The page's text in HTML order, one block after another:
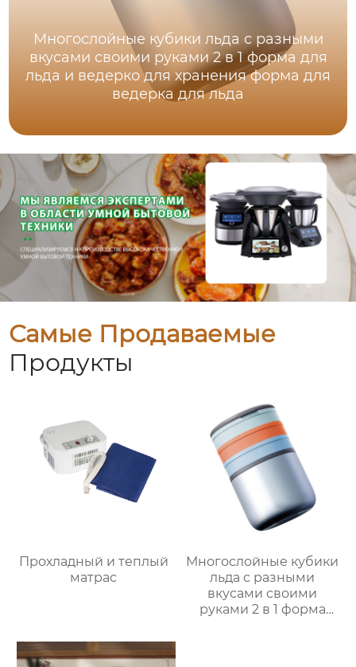
Многослойные кубики льда с разными
вкусами своими руками 2 в 1 форма для
льда и ведерко для хранения форма для
ведерка для льда
Самые Продаваемые
Продукты
Прохладный и теплый
матрас
Многослойные кубики
льда с разными
вкусами своими
руками 2 в 1 форма